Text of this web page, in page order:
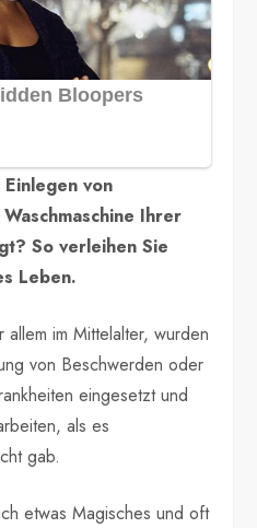
von
Ihrer
So verleihen Sie
Leben.
im Mittelalter, wurden
von Beschwerden oder
eingesetzt und
als es
gab.
etwas Magisches und oft